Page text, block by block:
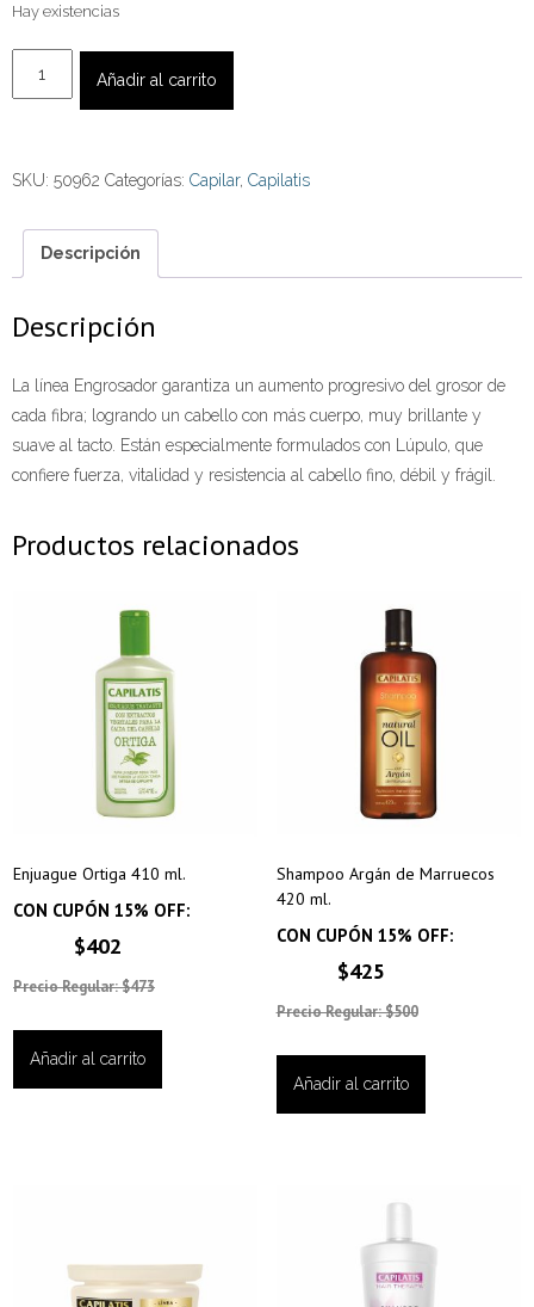
Hay existencias
420
cantidad
Añadir al carrito
SKU: 50962 Categorías: Capilar, Capilatis
Descripción
Descripción
La línea Engrosador garantiza un aumento progresivo del grosor de
cada fibra; logrando un cabello con más cuerpo, muy brillante y
suave al tacto. Están especialmente formulados con Lúpulo, que
confiere fuerza, vitalidad y resistencia al cabello fino, débil y frágil.
Productos relacionados
Enjuague Ortiga 410 ml.
CON CUPÓN 15% OFF:
$402
Precio Regular: $473
Añadir al carrito
Shampoo Argán de Marruecos
420 ml.
CON CUPÓN 15% OFF:
$425
Precio Regular: $500
Añadir al carrito